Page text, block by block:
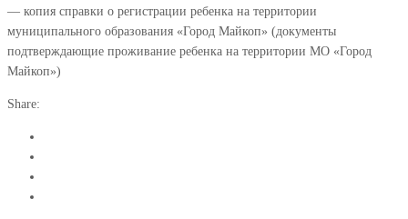
— копия справки о регистрации ребенка на территории
муниципального образования «Город Майкоп» (документы
подтверждающие проживание ребенка на территории МО «Город
Майкоп»)
Share: